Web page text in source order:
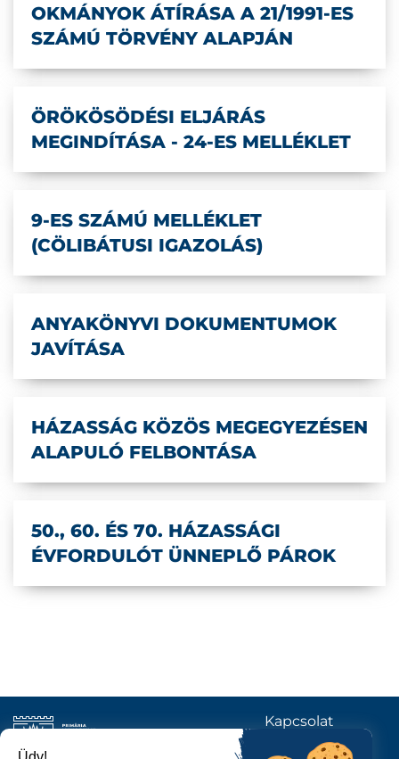
OKMÁNYOK ÁTÍRÁSA A 21/1991-ES
SZÁMÚ TÖRVÉNY ALAPJÁN
ÖRÖKÖSÖDÉSI ELJÁRÁS
MEGINDÍTÁSA - 24-ES MELLÉKLET
9-ES SZÁMÚ MELLÉKLET
(CÖLIBÁTUSI IGAZOLÁS)
ANYAKÖNYVI DOKUMENTUMOK
JAVÍTÁSA
HÁZASSÁG KÖZÖS MEGEGYEZÉSEN
ALAPULÓ FELBONTÁSA
50., 60. ÉS 70. HÁZASSÁGI
ÉVFORDULÓT ÜNNEPLŐ PÁROK
Kapcsolat
KÖVESSENEK